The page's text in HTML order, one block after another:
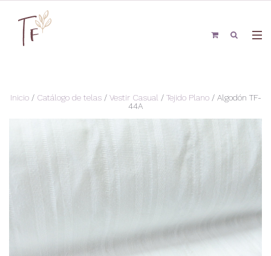
Inicio/ Catálogo de telas/ Vestir Casual / Tejido Plano/ Algodón TF-
44A